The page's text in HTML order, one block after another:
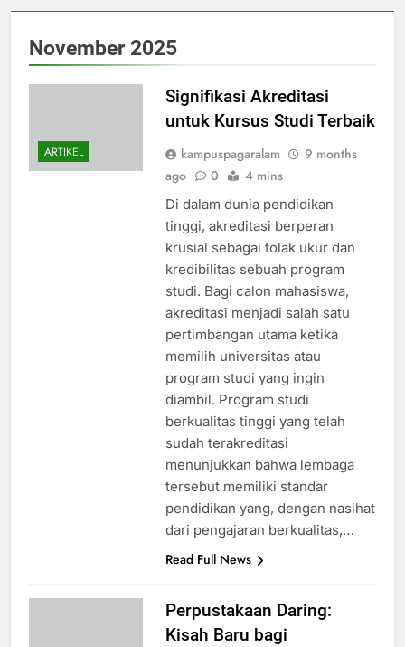
November 2025
ARTIKEL
Signifikasi Akreditasi
untuk Kursus Studi Terbaik
kampuspagaralam
9 months
ago
0 4 mins
Di dalam dunia pendidikan
tinggi, akreditasi berperan
krusial sebagai tolak ukur dan
kredibilitas sebuah program
studi. Bagi calon mahasiswa,
akreditasi menjadi salah satu
pertimbangan utama ketika
memilih universitas atau
program studi yang ingin
diambil. Program studi
berkualitas tinggi yang telah
sudah terakreditasi
menunjukkan bahwa lembaga
tersebut memiliki standar
pendidikan yang, dengan nasihat
dari pengajaran berkualitas,…
Read Full News
Perpustakaan Daring:
Kisah Baru bagi